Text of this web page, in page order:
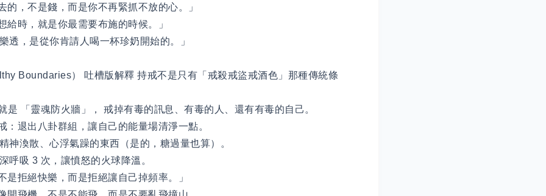
的，不是錢，而是你不再緊抓不放的心。」
給時，就是你最需要布施的時候。」
透，是從你肯請人喝一杯珍奶開始的。」
Boundaries） 吐槽版解釋 持戒不是只有「戒殺戒盜戒酒色」那種傳統條
是 「靈魂防火牆」， 戒掉有毒的訊息、有毒的人、還有有毒的自己。
：退出八卦群組，讓自己的能量場清淨一點。
神渙散、心浮氣躁的東西（是的，糖過量也算）。
呼吸 3 次，讓憤怒的火球降溫。
是拒絕快樂，而是拒絕讓自己掉頻率。」